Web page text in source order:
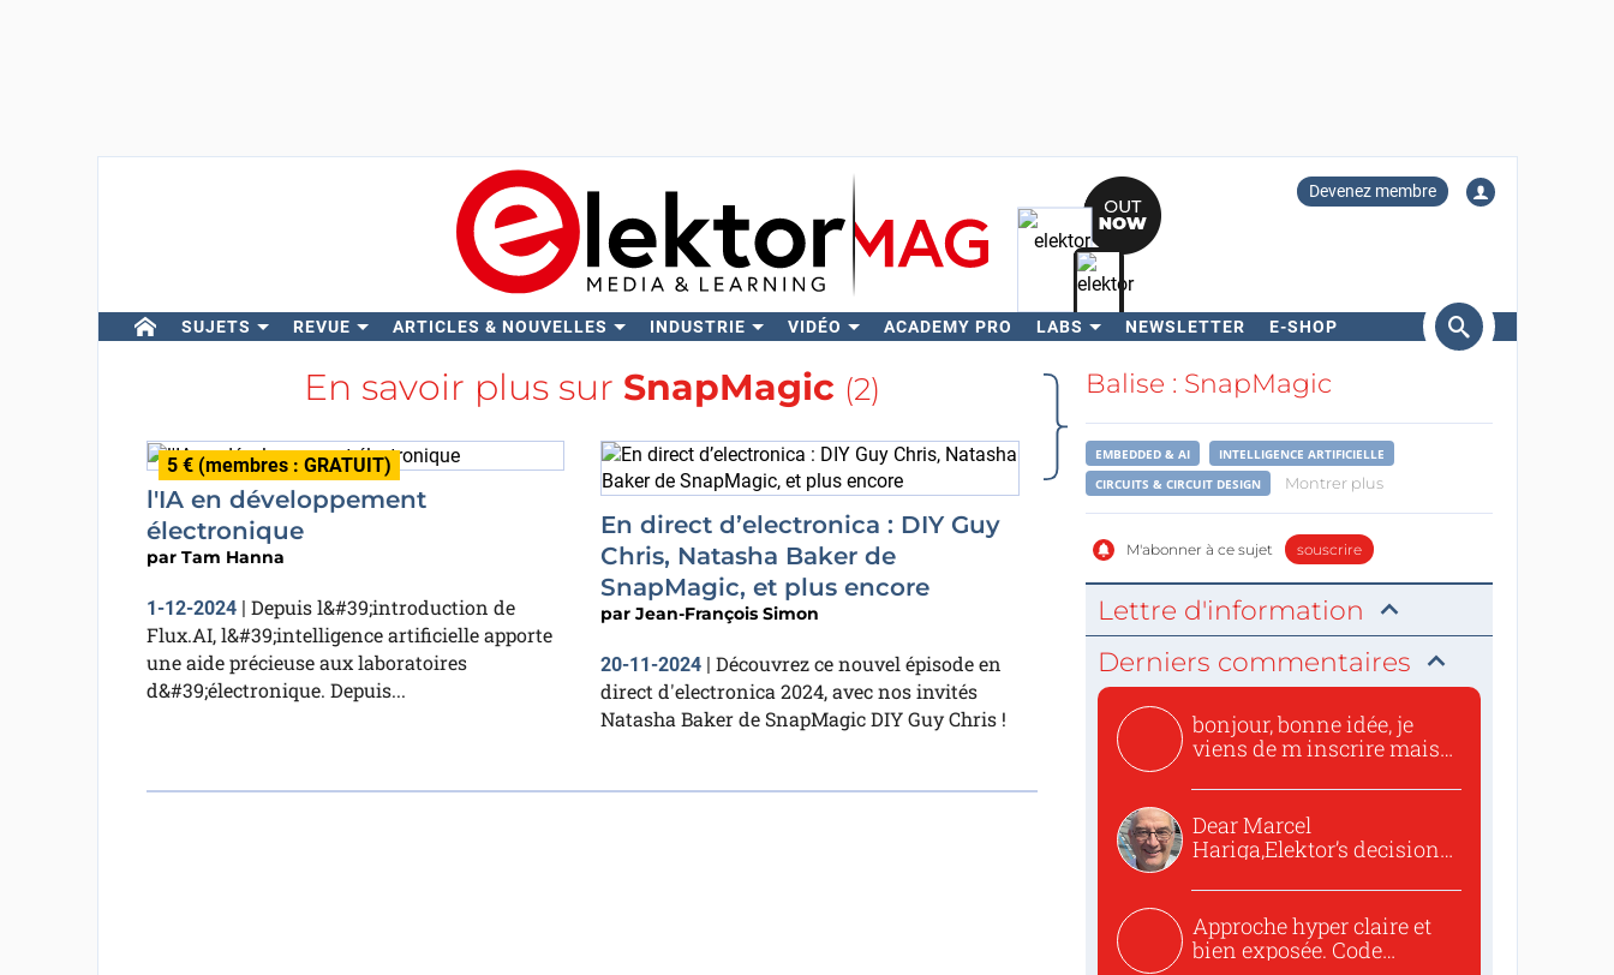
Devenez membre
SUJETS REVUE ARTICLES & NOUVELLES INDUSTRIE VIDÉO ACADEMY PRO LABS NEWSLETTER E-SHOP
Rechercher
En savoir plus sur SnapMagic (2)
5 € (membres : GRATUIT)
l'IA en développement
électronique
par Tam Hanna
1-12-2024| Depuis l&#39;introduction de
Flux.AI, l&#39;intelligence artificielle apporte
une aide précieuse aux laboratoires
d&#39;électronique. Depuis...
En direct d’electronica : DIY Guy
Chris, Natasha Baker de
SnapMagic, et plus encore
par Jean-François Simon
20-11-2024 | Découvrez ce nouvel épisode en
direct d'electronica 2024, avec nos invités
Natasha Baker de SnapMagic DIY Guy Chris !
Balise : SnapMagic
EMBEDDED & AI
INTELLIGENCE ARTIFICIELLE
CIRCUITS & CIRCUIT DESIGN
Montrer plus
M'abonner à ce sujet souscrire
Lettre d'information
Derniers commentaires
bonjour, bonne idée, je
viens de m inscrire mais
Dear Marcel
Hariga,Elektor’s decision
Approche hyper claire et
bien exposée. Code